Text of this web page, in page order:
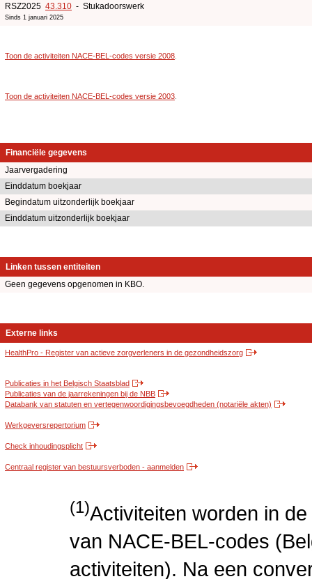
RSZ2025 43.310 - Stukadoorswerk
Sinds 1 januari 2025
Toon de activiteiten NACE-BEL-codes versie 2008
Toon de activiteiten NACE-BEL-codes versie 2003
Financiële gegevens
Jaarvergadering
Einddatum boekjaar
Begindatum uitzonderlijk boekjaar
Einddatum uitzonderlijk boekjaar
Linken tussen entiteiten
Geen gegevens opgenomen in KBO.
Externe links
HealthPro - Register van actieve zorgverleners in de gezondheidszorg
Publicaties in het Belgisch Staatsblad
Publicaties van de jaarrekeningen bij de NBB
Databank van statuten en vertegenwoordigingsbevoegdheden (notariële akten)
Werkgeversrepertorium
Check inhoudingsplicht
Centraal register van bestuursverboden - aanmelden
(1)Activiteiten worden in
van NACE-BEL-codes
activiteiten). Na een